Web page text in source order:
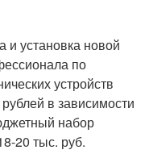
и установка новой
по
устройств
в зависимости
набор
20 тыс. руб.